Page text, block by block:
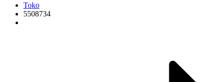
Toko
5508734